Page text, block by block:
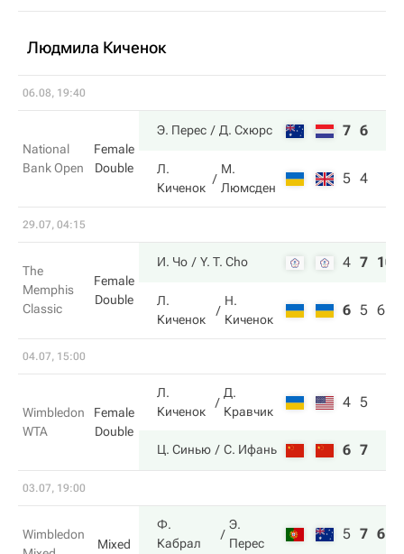
Людмила Киченок
06.08, 19:40
National
Bank Open
Female
Double
Э. Перес Д. Схюрс 7 6
Л.
Киченок
М.
Люмсден
5 4
29.07, 04:15
The
Memphis
Classic
Female
Double
И. Чо Y. T. Cho 4 7 10
Л.
Киченок
Н.
Киченок
6 5 6
04.07, 15:00
Wimbledon
WTA
Female
Double
Л.
Киченок
Д.
Кравчик
4 5
Ц. Синью С. Ифань 6 7
03.07, 19:00
Wimbledon
Mixed
Ф.
Кабрал
Э.
Перес
5 7 6